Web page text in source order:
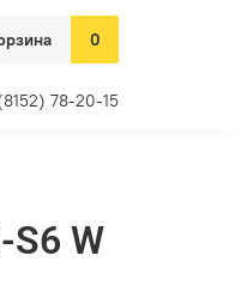
0
78-20-15
S6 W